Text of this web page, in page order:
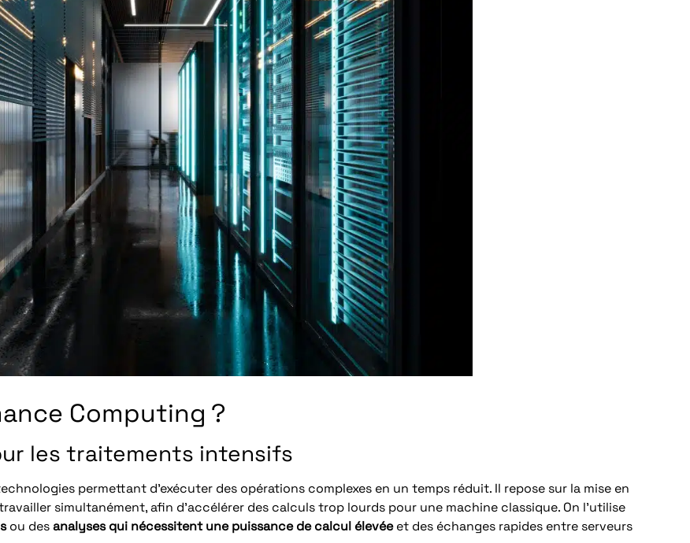
Computing ?
les traitements intensifs
permettant d’exécuter des opérations complexes en un temps réduit. Il repose sur la mise en
simultanément, afin d’accélérer des calculs trop lourds pour une machine classique. On l’utilise
ou desanalyses qui nécessitent une puissance de calcul élevéeet des échanges rapides entre serveurs